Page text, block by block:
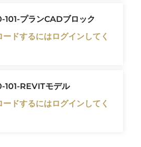
101-プランCADブロック
ードするにはログインしてく
101-REVITモデル
ードするにはログインしてく